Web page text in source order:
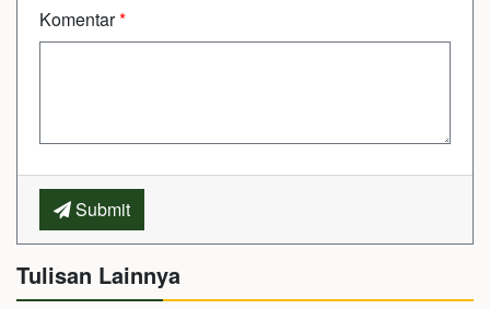
Komentar*
Submit
Tulisan Lainnya